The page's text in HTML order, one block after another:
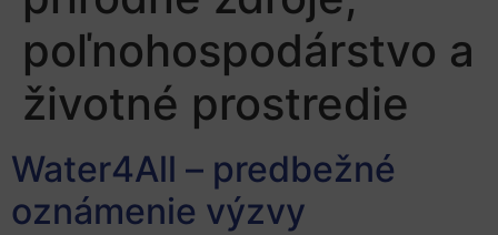
poľnohospodárstvo a
životné prostredie
Water4All – predbežné
oznámenie výzvy